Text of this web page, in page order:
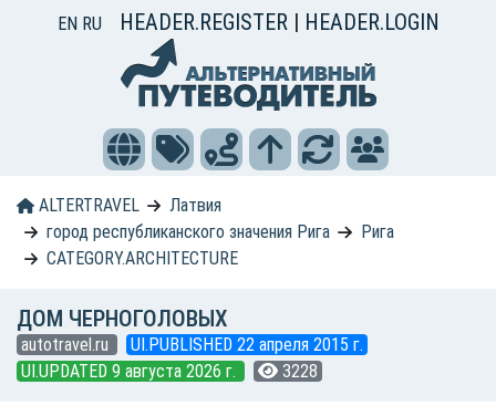
EN RU HEADER.REGISTER | HEADER.LOGIN
ALTERTRAVEL
Латвия
город республиканского значения Рига
Рига
CATEGORY.ARCHITECTURE
ДОМ ЧЕРНОГОЛОВЫХ
autotravel.ru
UI.PUBLISHED 22 апреля 2015 г.
UI.UPDATED 9 августа 2026 г.
3228